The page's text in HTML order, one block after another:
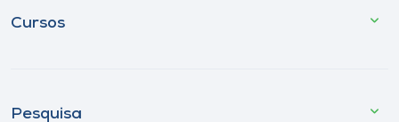
Cursos
Pesquisa